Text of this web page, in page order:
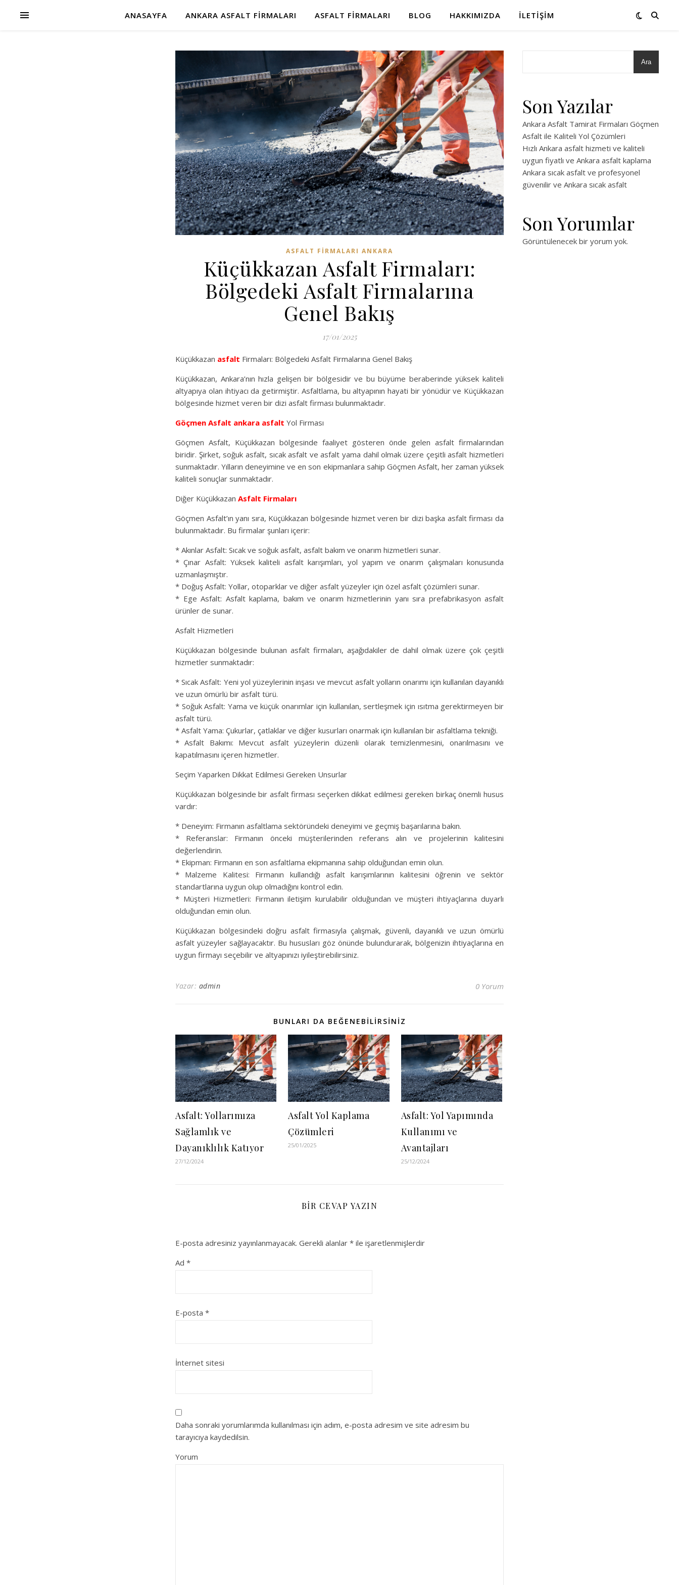
ANASAYFA ANKARA ASFALT FIRMALARI ASFALT FIRMALARI BLOG HAKKIMIZDA İLETIŞIM
ASFALT FIRMALARI ANKARA
Küçükkazan Asfalt Firmaları:
Bölgedeki Asfalt Firmalarına
Genel Bakış
17/01/2025
Küçükkazan asfalt Firmaları: Bölgedeki Asfalt Firmalarına Genel Bakış
Küçükkazan, Ankara’nın hızla gelişen bir bölgesidir ve bu büyüme beraberinde yüksek kaliteli
altyapıya olan ihtiyacı da getirmiştir. Asfaltlama, bu altyapının hayati bir yönüdür ve Küçükkazan
bölgesinde hizmet veren bir dizi asfalt firması bulunmaktadır.
Göçmen Asfalt ankara asfalt Yol Firması
Göçmen Asfalt, Küçükkazan bölgesinde faaliyet gösteren önde gelen asfalt firmalarından
biridir. Şirket, soğuk asfalt, sıcak asfalt ve asfalt yama dahil olmak üzere çeşitli asfalt hizmetleri
sunmaktadır. Yılların deneyimine ve en son ekipmanlara sahip Göçmen Asfalt, her zaman yüksek
kaliteli sonuçlar sunmaktadır.
Diğer Küçükkazan Asfalt Firmaları
Göçmen Asfalt’ın yanı sıra, Küçükkazan bölgesinde hizmet veren bir dizi başka asfalt firması da
bulunmaktadır. Bu firmalar şunları içerir:
* Akınlar Asfalt: Sıcak ve soğuk asfalt, asfalt bakım ve onarım hizmetleri sunar.
* Çınar Asfalt: Yüksek kaliteli asfalt karışımları, yol yapım ve onarım çalışmaları konusunda
uzmanlaşmıştır.
* Doğuş Asfalt: Yollar, otoparklar ve diğer asfalt yüzeyler için özel asfalt çözümleri sunar.
* Ege Asfalt: Asfalt kaplama, bakım ve onarım hizmetlerinin yanı sıra prefabrikasyon asfalt
ürünler de sunar.
Asfalt Hizmetleri
Küçükkazan bölgesinde bulunan asfalt firmaları, aşağıdakiler de dahil olmak üzere çok çeşitli
hizmetler sunmaktadır:
* Sıcak Asfalt: Yeni yol yüzeylerinin inşası ve mevcut asfalt yolların onarımı için kullanılan dayanıklı
ve uzun ömürlü bir asfalt türü.
* Soğuk Asfalt: Yama ve küçük onarımlar için kullanılan, sertleşmek için ısıtma gerektirmeyen bir
asfalt türü.
* Asfalt Yama: Çukurlar, çatlaklar ve diğer kusurları onarmak için kullanılan bir asfaltlama tekniği.
* Asfalt Bakımı: Mevcut asfalt yüzeylerin düzenli olarak temizlenmesini, onarılmasını ve
kapatılmasını içeren hizmetler.
Seçim Yaparken Dikkat Edilmesi Gereken Unsurlar
Küçükkazan bölgesinde bir asfalt firması seçerken dikkat edilmesi gereken birkaç önemli husus
vardır:
* Deneyim: Firmanın asfaltlama sektöründeki deneyimi ve geçmiş başarılarına bakın.
* Referanslar: Firmanın önceki müşterilerinden referans alın ve projelerinin kalitesini
değerlendirin.
* Ekipman: Firmanın en son asfaltlama ekipmanına sahip olduğundan emin olun.
* Malzeme Kalitesi: Firmanın kullandığı asfalt karışımlarının kalitesini öğrenin ve sektör
standartlarına uygun olup olmadığını kontrol edin.
* Müşteri Hizmetleri: Firmanın iletişim kurulabilir olduğundan ve müşteri ihtiyaçlarına duyarlı
olduğundan emin olun.
Küçükkazan bölgesindeki doğru asfalt firmasıyla çalışmak, güvenli, dayanıklı ve uzun ömürlü
asfalt yüzeyler sağlayacaktır. Bu hususları göz önünde bulundurarak, bölgenizin ihtiyaçlarına en
uygun firmayı seçebilir ve altyapınızı iyileştirebilirsiniz.
Yazar: admin 0 Yorum
BUNLARI DA BEĞENEBILIRSINIZ
Asfalt: Yollarımıza
Sağlamlık ve
Dayanıklılık Katıyor
27/12/2024
Asfalt Yol Kaplama
Çözümleri
25/01/2025
Asfalt: Yol Yapımında
Kullanımı ve
Avantajları
25/12/2024
BIR CEVAP YAZIN
E-posta adresiniz yayınlanmayacak. Gerekli alanlar * ile işaretlenmişlerdir
Ad *
E-posta *
İnternet sitesi
Daha sonraki yorumlarımda kullanılması için adım, e-posta adresim ve site adresim bu
tarayıcıya kaydedilsin.
Yorum
Ara
Son Yazılar
Ankara Asfalt Tamirat Firmaları Göçmen
Asfalt ile Kaliteli Yol Çözümleri
Hızlı Ankara asfalt hizmeti ve kaliteli
uygun fiyatlı ve Ankara asfalt kaplama
Ankara sıcak asfalt ve profesyonel
güvenilir ve Ankara sıcak asfalt
Son Yorumlar
Görüntülenecek bir yorum yok.